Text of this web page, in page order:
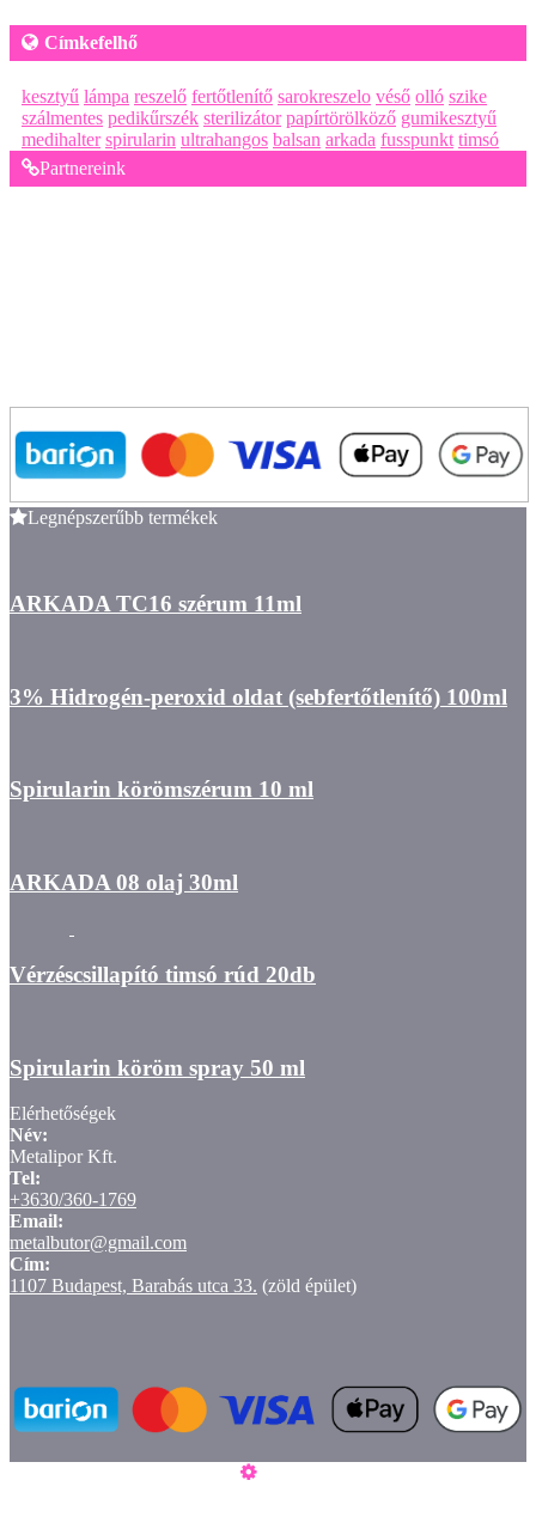
Címkefelhő
kesztyű lámpa reszelő fertőtlenítő sarokreszelo véső olló szike
szálmentes pedikűrszék sterilizátor papírtörölköző gumikesztyű
medihalter spirularin ultrahangos balsan arkada fusspunkt timsó
Partnereink
Legnépszerűbb termékek
ARKADA TC16 szérum 11ml
3% Hidrogén-peroxid oldat (sebfertőtlenítő) 100ml
Spirularin körömszérum 10 ml
ARKADA 08 olaj 30ml
Vérzéscsillapító timsó rúd 20db
Spirularin köröm spray 50 ml
Elérhetőségek
Név:
Metalipor Kft.
Tel:
+3630/360-1769
Email:
metalbutor@gmail.com
Cím:
1107 Budapest, Barabás utca 33. (zöld épület)